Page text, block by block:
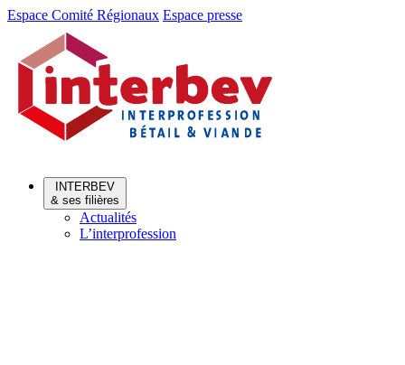
Aller
Aller
contenu
Espace Comité Régionaux Espace presse
INTERBEV
& ses filières
Actualités
L’interprofession